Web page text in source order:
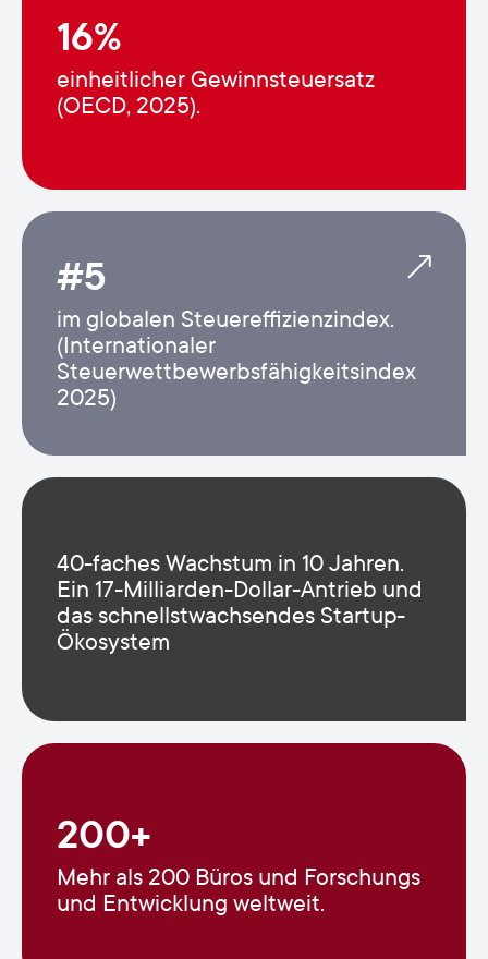
16%
einheitlicher Gewinnsteuersatz
(OECD, 2025).
#5
im globalen Steuereffizienzindex.
(Internationaler
Steuerwettbewerbsfähigkeitsindex
2025)
40-faches Wachstum in 10 Jahren.
Ein 17-Milliarden-Dollar-Antrieb und
das schnellstwachsendes Startup-
Ökosystem
200+
Mehr als 200 Büros und Forschungs
und Entwicklung weltweit.